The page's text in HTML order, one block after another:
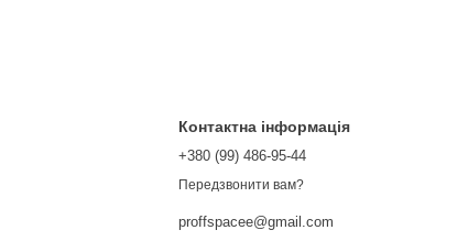
Контактна інформація
+380 (99) 486-95-44
Передзвонити вам?
proffspacee@gmail.com